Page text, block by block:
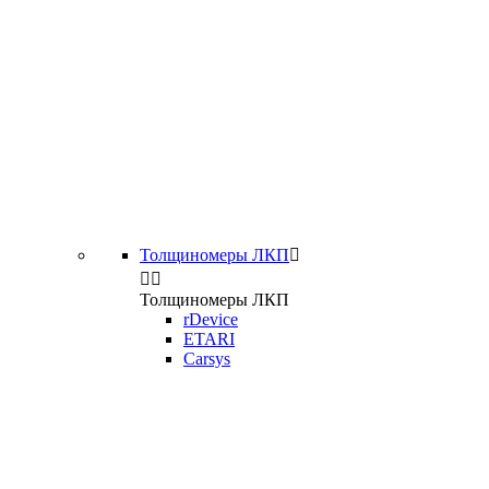
Толщиномеры ЛКП
 
Толщиномеры ЛКП
rDevice
ETARI
Carsys